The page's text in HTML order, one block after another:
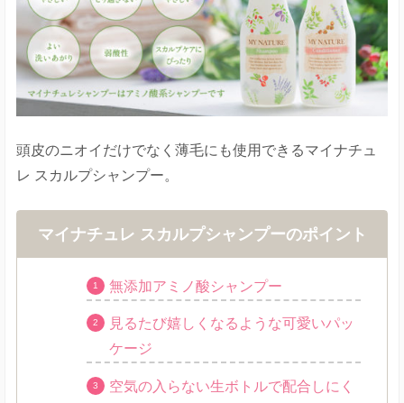
頭皮のニオイだけでなく薄毛にも使用できるマイナチュ
レ スカルプシャンプー。
マイナチュレ スカルプシャンプーのポイント
無添加アミノ酸シャンプー
見るたび嬉しくなるような可愛いパッ
ケージ
空気の入らない生ボトルで配合しにく